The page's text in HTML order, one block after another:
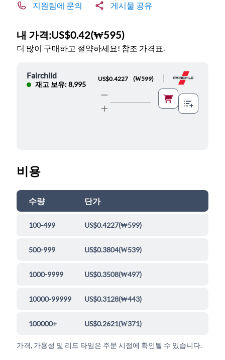
지원팀에 문의 게시물 공유
내 가격:US$0.42(₩595)
더 많이 구매하고 절약하세요! 참조 가격표.
Fairchild
재고 보유: 8,995
US$0.4227 (₩599)
비용
수량 단가
100-499 US$0.4227(₩599)
500-999 US$0.3804(₩539)
1000-9999 US$0.3508(₩497)
10000-99999 US$0.3128(₩443)
100000+ US$0.2621(₩371)
가격, 가용성 및 리드 타임은 주문 시점에 확인될 수 있습니다.